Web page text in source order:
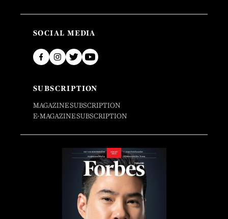
SOCIAL MEDIA
SUBSCRIPTION
MAGAZINE SUBSCRIPTION
E-MAGAZINE SUBSCRIPTION